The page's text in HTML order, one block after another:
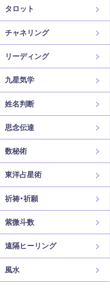
タロット
チャネリング
リーディング
九星気学
姓名判断
思念伝達
数秘術
東洋占星術
祈祷・祈願
紫微斗数
遠隔ヒーリング
風水